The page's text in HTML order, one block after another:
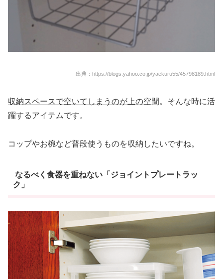
出典：https://blogs.yahoo.co.jp/yaekuru55/45798189.html
収納スペースで空いてしまうのが上の空間 。そんな時に活
躍するアイテムです。
コップやお椀など普段使うものを収納したいですね。
なるべく食器を重ねない「ジョイントプレートラッ
ク」